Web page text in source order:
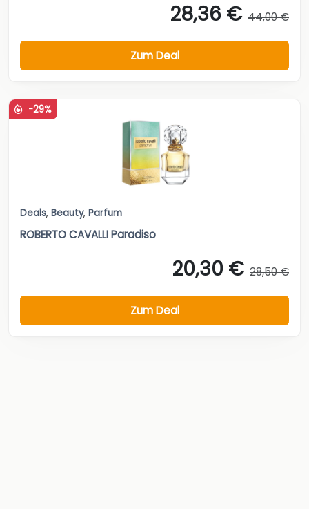
28,36 € 44,00 €
Zum Deal
-29%
Deals, Beauty, Parfum
ROBERTO CAVALLI Paradiso
20,30 € 28,50 €
Zum Deal